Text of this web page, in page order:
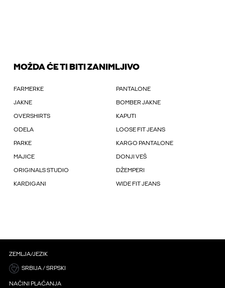
MOŽDA ĆE TI BITI ZANIMLJIVO
FARMERKE PANTALONE
JAKNE BOMBER JAKNE
OVERSHIRTS KAPUTI
ODELA LOOSE FIT JEANS
PARKE KARGO PANTALONE
MAJICE DONJI VEŠ
ORIGINALS STUDIO DŽEMPERI
KARDIGANI WIDE FIT JEANS
ZEMLJA/JEZIK
SRBIJA / SRPSKI
NAČINI PLAĆANJA